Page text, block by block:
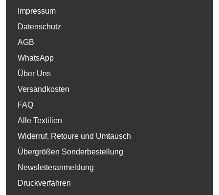
Impressum
Datenschutz
AGB
WhatsApp
Über Uns
Versandkosten
FAQ
Alle Textilien
Widerruf, Retoure und Umtausch
Übergrößen Sonderbestellung
Newsletteranmeldung
Druckverfahren